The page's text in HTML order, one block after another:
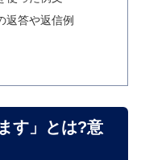
返答や返信例
す」とは?意